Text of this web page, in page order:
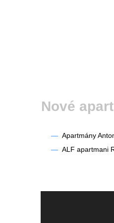
Nové
— Apartmány
— ALF apartmani